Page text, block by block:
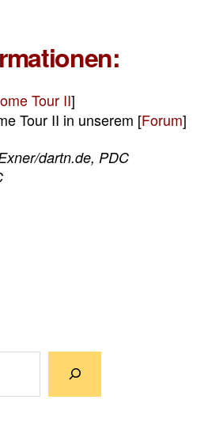
Tour II]
Tour II in unserem [Forum]
dartn.de, PDC